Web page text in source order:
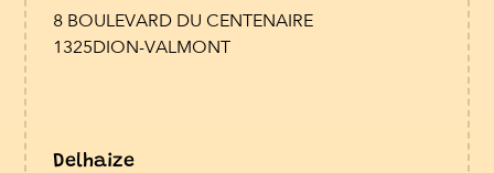
8 BOULEVARD DU CENTENAIRE
1325DION-VALMONT
Delhaize